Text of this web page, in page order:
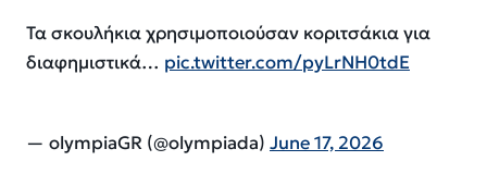
Τα σκουλήκια χρησιμοποιούσαν κοριτσάκια για
διαφημιστικά… pic.twitter.com/pyLrNH0tdE
— olympiaGR (@olympiada) June 17, 2026